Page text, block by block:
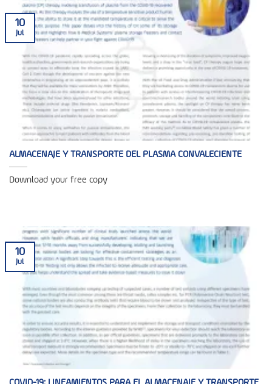
ALMACENAJE Y TRANSPORTE DEL PLASMA CONVALECIENTE
Download your free copy
10
Jul
10
Jul